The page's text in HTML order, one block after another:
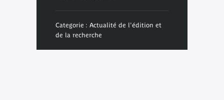
Categorie : Actualité de l'édition et
de la recherche